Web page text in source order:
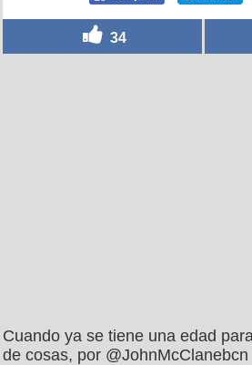
34
Cuando ya se tiene una edad
de cosas, por @JohnMcClanebcn